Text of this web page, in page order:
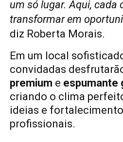
um só lugar. Aqui, cada
transformar em
diz Roberta Morais.
Em um local
convidadas
premium e espumante
criando o clima
ideias e
profissionais.